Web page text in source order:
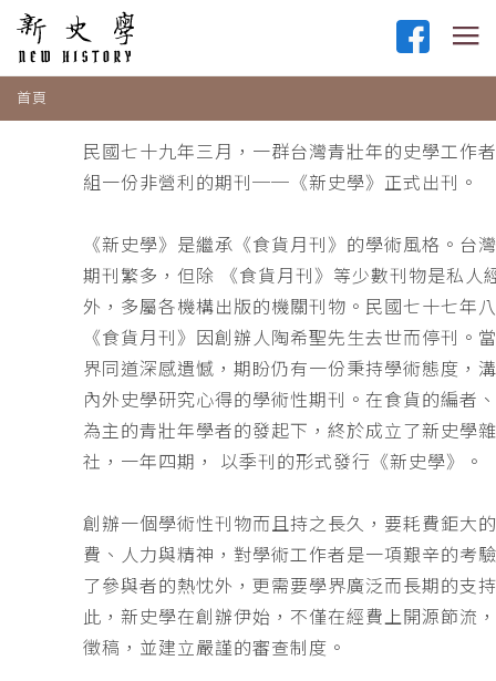
首頁
民國七十九年三月，一群台灣青壯年的史學工作
組一份非營利的期刊──《新史學》正式出刊。
《新史學》是繼承《食貨月刊》的學術風格。台
期刊繁多，但除 《食貨月刊》等少數刊物是私人
外，多屬各機構出版的機關刊物。民國七十七年
《食貨月刊》因創辦人陶希聖先生去世而停刊。
界同道深感遺憾，期盼仍有一份秉持學術態度，
內外史學研究心得的學術性期刊。在食貨的編者
為主的青壯年學者的發起下，終於成立了新史學
社，一年四期， 以季刊的形式發行《新史學》。
創辦一個學術性刊物而且持之長久，要耗費鉅大
費、人力與精神，對學術工作者是一項艱辛的考
了參與者的熱忱外，更需要學界廣泛而長期的支
此，新史學在創辦伊始，不僅在經費上開源節流
徵稿，並建立嚴謹的審查制度。